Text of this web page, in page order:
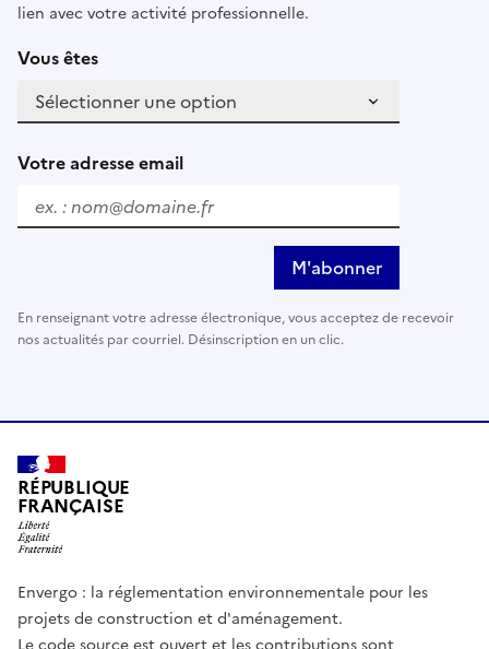
lien avec votre activité professionnelle.
Vous êtes
Votre adresse email
M'abonner
En renseignant votre adresse électronique, vous acceptez de recevoir
nos actualités par courriel. Désinscription en un clic.
RÉPUBLIQUE
FRANÇAISE
Envergo : la réglementation environnementale pour les
projets de construction et d'aménagement.